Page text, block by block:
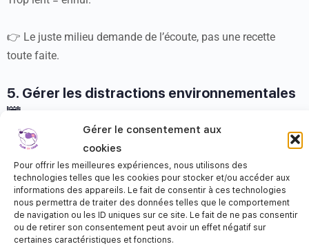
Gérer le consentement aux
cookies
Pour offrir les meilleures expériences, nous utilisons des
technologies telles que les cookies pour stocker et/ou accéder aux
informations des appareils. Le fait de consentir à ces technologies
nous permettra de traiter des données telles que le comportement
de navigation ou les ID uniques sur ce site. Le fait de ne pas consentir
ou de retirer son consentement peut avoir un effet négatif sur
certaines caractéristiques et fonctions.
👉 Le juste milieu demande de l’écoute, pas une recette
toute faite.
5. Gérer les distractions environnementales
🌆
Dehors, tout sent, tout appelle, tout distrait, encore plus pour
les jeunes chiens adolescents.
Plutôt que de lutter contre l’environnement, demande-toi :le
contexte est-il adapté au niveau émotionnel et cognitif de
mon chien aujourd’hui ?